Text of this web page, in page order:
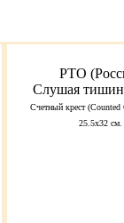
РТО
Слушая
Счетный крест (Counted
25.5x32 см.